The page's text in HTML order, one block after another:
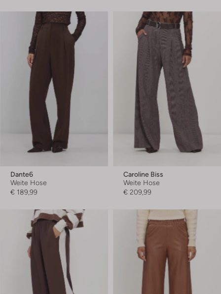
Dante6
Weite Hose
€ 189,99
Caroline Biss
Weite Hose
€ 209,99